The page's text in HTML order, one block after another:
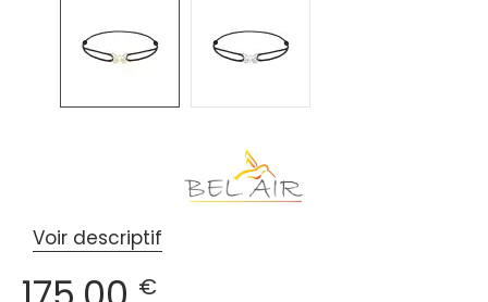
Voir descriptif
€